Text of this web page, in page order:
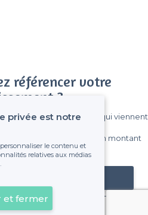
référencer votre
?
le million de visiteurs qui viennent
vous payez un montant
voir déraper la facture.
établissement
client
privée est notre
le contenu et
relatives aux médias
et fermer